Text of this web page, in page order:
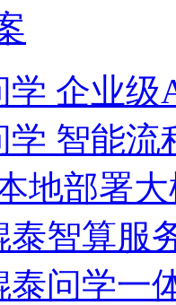
企业级
学 智能流
地部署
泰智算服
泰问学一